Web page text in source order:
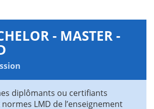
- MASTER -
diplômants ou certifiants
LMD de l’enseignement